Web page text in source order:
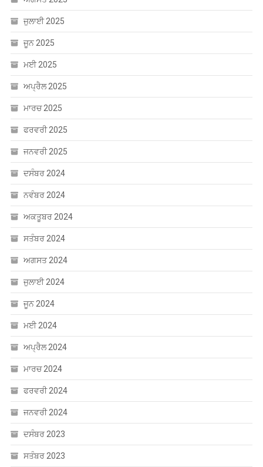
ਜੁਲਾਈ 2025
ਜੂਨ 2025
ਮਈ 2025
ਅਪ੍ਰੈਲ 2025
ਮਾਰਚ 2025
ਫਰਵਰੀ 2025
ਜਨਵਰੀ 2025
ਦਸੰਬਰ 2024
ਨਵੰਬਰ 2024
ਅਕਤੂਬਰ 2024
ਸਤੰਬਰ 2024
ਅਗਸਤ 2024
ਜੁਲਾਈ 2024
ਜੂਨ 2024
ਮਈ 2024
ਅਪ੍ਰੈਲ 2024
ਮਾਰਚ 2024
ਫਰਵਰੀ 2024
ਜਨਵਰੀ 2024
ਦਸੰਬਰ 2023
ਸਤੰਬਰ 2023